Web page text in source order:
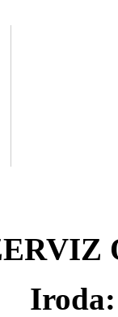
Iroda: